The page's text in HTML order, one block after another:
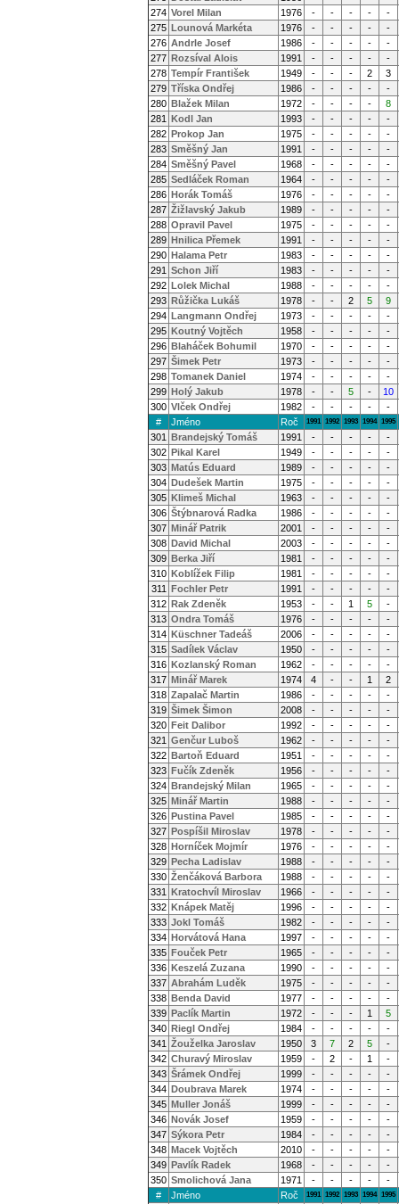
274 Vorel Milan 1976 - - - -
-
275 Lounová Markéta 1976 - - - -
-
276 Andrle Josef 1986 - - - -
-
277 Rozsíval Alois 1991 - - - -
-
278 Tempír František 1949 - - - 2
3
279 Tříska Ondřej 1986 - - - -
-
280 Blažek Milan 1972 - - - -
8
281 Kodl Jan 1993 - - - -
-
282 Prokop Jan 1975 - - - -
-
283 Směšný Jan 1991 - - - -
-
284 Směšný Pavel 1968 - - - -
-
285 Sedláček Roman 1964 - - - -
-
286 Horák Tomáš 1976 - - - -
-
287 Žižlavský Jakub 1989 - - - -
-
288 Opravil Pavel 1975 - - - -
-
289 Hnilica Přemek 1991 - - - -
-
290 Halama Petr 1983 - - - -
-
291 Schon Jiří 1983 - - - -
-
292 Lolek Michal 1988 - - - -
-
293 Růžička Lukáš 1978 - - 2 5
9
294 Langmann Ondřej 1973 - - - -
-
295 Koutný Vojtěch 1958 - - - -
-
296 Blaháček Bohumil 1970 - - - -
-
297 Šimek Petr 1973 - - - -
-
298 Tomanek Daniel 1974 - - - -
-
299 Holý Jakub 1978 - - 5 -
10
300 Vlček Ondřej 1982 - - - -
-
#
Jméno Roč 1991 1992 1993 1994 1995
301 Brandejský Tomáš 1991 - - - -
-
302 Pikal Karel 1949 - - - -
-
303 Matús Eduard 1989 - - - -
-
304 Dudešek Martin 1975 - - - -
-
305 Klimeš Michal 1963 - - - -
-
306 Štýbnarová Radka 1986 - - - -
-
307 Minář Patrik 2001 - - - -
-
308 David Michal 2003 - - - -
-
309 Berka Jiří 1981 - - - -
-
310 Koblížek Filip 1981 - - - -
-
311 Fochler Petr 1991 - - - -
-
312 Rak Zdeněk 1953 - - 1 5
-
313 Ondra Tomáš 1976 - - - -
-
314 Küschner Tadeáš 2006 - - - -
-
315 Sadílek Václav 1950 - - - -
-
316 Kozlanský Roman 1962 - - - -
-
317 Minář Marek 1974 4 - - 1
2
318 Zapalač Martin 1986 - - - -
-
319 Šimek Šimon 2008 - - - -
-
320 Feit Dalibor 1992 - - - -
-
321 Genčur Luboš 1962 - - - -
-
322 Bartoň Eduard 1951 - - - -
-
323 Fučík Zdeněk 1956 - - - -
-
324 Brandejský Milan 1965 - - - -
-
325 Minář Martin 1988 - - - -
-
326 Pustina Pavel 1985 - - - -
-
327 Pospíšil Miroslav 1978 - - - -
-
328 Horníček Mojmír 1976 - - - -
-
329 Pecha Ladislav 1988 - - - -
-
330 Ženčáková Barbora 1988 - - - -
-
331 Kratochvíl Miroslav 1966 - - - -
-
332 Knápek Matěj 1996 - - - -
-
333 Jokl Tomáš 1982 - - - -
-
334 Horvátová Hana 1997 - - - -
-
335 Fouček Petr 1965 - - - -
-
336 Keszelá Zuzana 1990 - - - -
-
337 Abrahám Luděk 1975 - - - -
-
338 Benda David 1977 - - - -
-
339 Paclík Martin 1972 - - - 1
5
340 Riegl Ondřej 1984 - - - -
-
341 Žouželka Jaroslav 1950 3 7 2 5
-
342 Churavý Miroslav 1959 - 2 - 1
-
343 Šrámek Ondřej 1999 - - - -
-
344 Doubrava Marek 1974 - - - -
-
345 Muller Jonáš 1999 - - - -
-
346 Novák Josef 1959 - - - -
-
347 Sýkora Petr 1984 - - - -
-
348 Macek Vojtěch 2010 - - - -
-
349 Pavlík Radek 1968 - - - -
-
350 Smolichová Jana 1971 - - - -
-
#
Jméno Roč 1991 1992 1993 1994 1995